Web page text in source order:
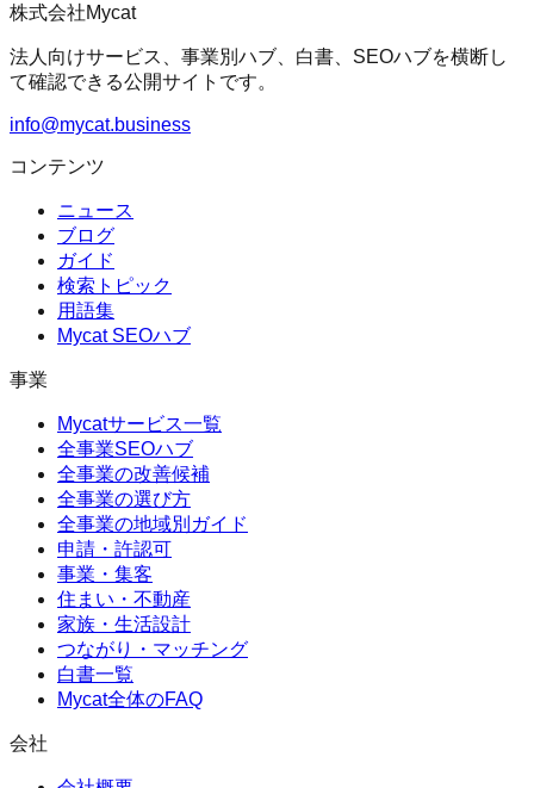
株式会社Mycat
法人向けサービス、事業別ハブ、白書、SEOハブを横断し
て確認できる公開サイトです。
info@mycat.business
コンテンツ
ニュース
ブログ
ガイド
検索トピック
用語集
Mycat SEOハブ
事業
Mycatサービス一覧
全事業SEOハブ
全事業の改善候補
全事業の選び方
全事業の地域別ガイド
申請・許認可
事業・集客
住まい・不動産
家族・生活設計
つながり・マッチング
白書一覧
Mycat全体のFAQ
会社